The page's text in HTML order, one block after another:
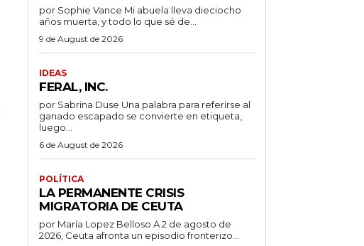
por Sophie Vance Mi abuela lleva dieciocho
años muerta, y todo lo que sé de...
9 de August de 2026
IDEAS
FERAL, INC.
por Sabrina Duse Una palabra para referirse al
ganado escapado se convierte en etiqueta,
luego...
6 de August de 2026
POLÍTICA
LA PERMANENTE CRISIS
MIGRATORIA DE CEUTA
por María Lopez Belloso A 2 de agosto de
2026, Ceuta afronta un episodio fronterizo...